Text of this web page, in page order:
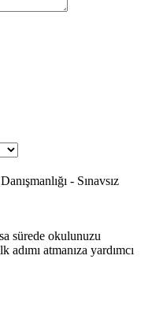
sürede okulunuzu
atmanıza yardımcı